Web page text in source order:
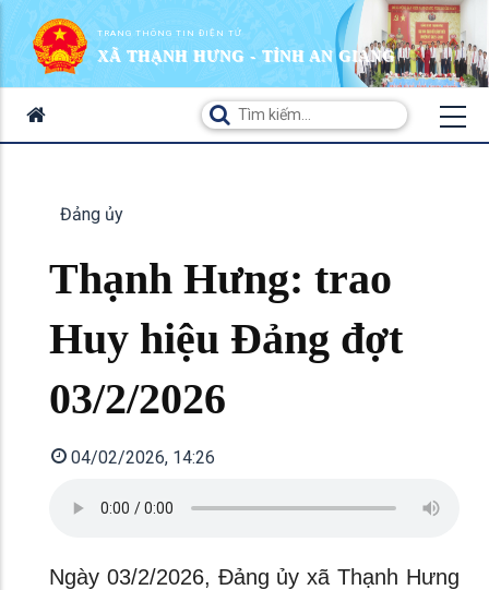
TRANG THÔNG TIN ĐIỆN TỬ
XÃ THẠNH HƯNG - TỈNH AN GIANG
Đảng ủy
Thạnh Hưng: trao
Huy hiệu Đảng đợt
03/2/2026
04/02/2026, 14:26
Ngày 03/2/2026, Đảng ủy xã Thạnh Hưng